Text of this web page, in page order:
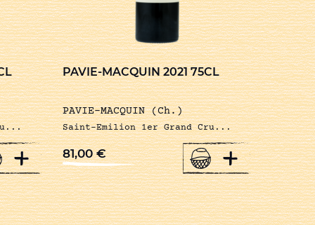
+
PAVIE-MACQUIN 2021 75CL
PAVIE-MACQUIN (Ch.)
Saint-Emilion 1er Grand Cru...
81,00€ +